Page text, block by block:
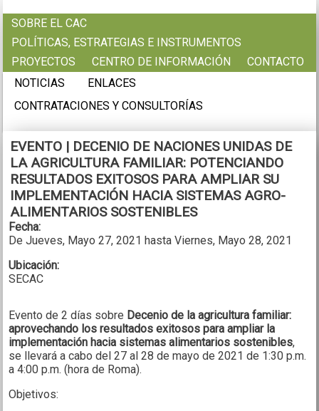
SOBRE EL CAC
POLÍTICAS, ESTRATEGIAS E INSTRUMENTOS
PROYECTOS
CENTRO DE INFORMACIÓN
CONTACTO
NOTICIAS
ENLACES
CONTRATACIONES Y CONSULTORÍAS
EVENTO | DECENIO DE NACIONES UNIDAS DE
LA AGRICULTURA FAMILIAR: POTENCIANDO
RESULTADOS EXITOSOS PARA AMPLIAR SU
IMPLEMENTACIÓN HACIA SISTEMAS AGRO-
ALIMENTARIOS SOSTENIBLES
Fecha:
DeJueves, Mayo 27, 2021 hastaViernes, Mayo 28, 2021
Ubicación:
SECAC
Evento de 2 días sobre Decenio de la agricultura familiar:
aprovechando los resultados exitosos para ampliar la
implementación hacia sistemas alimentarios sostenibles,
se llevará a cabo del 27 al 28 de mayo de 2021 de 1:30 p.m.
a 4:00 p.m. (hora de Roma).
Objetivos: